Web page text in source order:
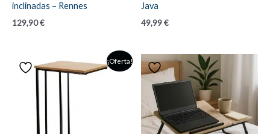
inclinadas – Rennes
129,90€
Java
49,99€
¡Oferta!